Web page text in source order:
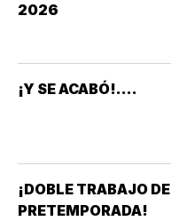
2026
¡Y SE ACABÓ!....
¡DOBLE TRABAJO DE
PRETEMPORADA!